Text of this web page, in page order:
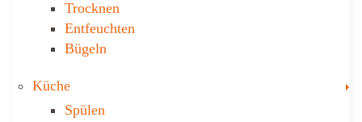
Trocknen
Ent­feuch­ten
Bügeln
Küche
Spülen